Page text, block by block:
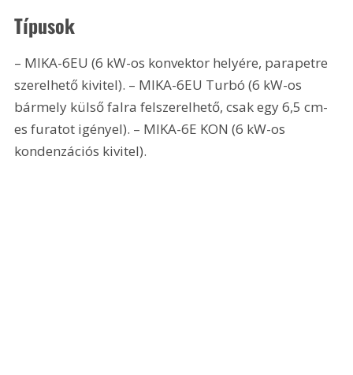
Típusok
– MIKA-6EU (6 kW-os konvektor helyére, parapetre
szerelhető kivitel). – MIKA-6EU Turbó (6 kW-os
bármely külső falra felszerelhető, csak egy 6,5 cm-
es furatot igényel). – MIKA-6E KON (6 kW-os
kondenzációs kivitel).